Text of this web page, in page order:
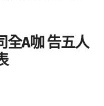
全A咖 告五人